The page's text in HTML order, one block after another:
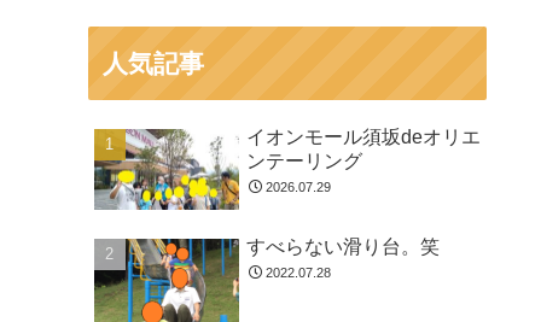
人気記事
イオンモール須坂deオリエ
ンテーリング
2026.07.29
すべらない滑り台。笑
2022.07.28